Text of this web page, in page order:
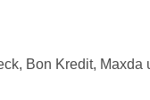
Bon Kredit, Maxda